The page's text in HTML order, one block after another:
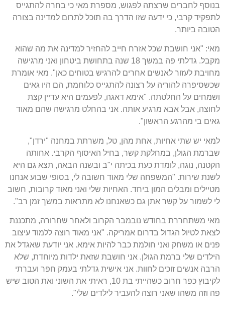
בנוסף לחברים שרצתה לפגוש, מספרת מאי כי בחרה להתגייס
לתפקיד קרבי, כי ידעה שזו הדרך בה תוכל לתרום למדינה בצורה
הטובה ביותר.
מאי: "אני חושבת שכל אזרח חייב להחזיר למדינה את מה שהוא
מקבל. גדלתי פה במשך 18 שנה בתחושת ביטחון ואני מרגישה
מחויבת לעזור לאנשים אחרים להרגיש בטוחים כאן". מאי אומרת
שכשסיפרה להוריה על רצונה להתגייס כלוחמת, הם היו גאים
ושמחים על החלטתה. "אימא דאגה, לפעמים היא עדיין קצת
לחוצה, אבל אבא מרגיע אותה. אני בהחלט מרגישה שהם מאוד
גאים בי מהרגע הראשון".
למאי יש שתי אחיות, אחת מהן, טל, משרתת במחנה "ירדן",
שברמת הגולן, במחלקת קשר, בחיל האיסוף הקרבי. אחותה
הקטנה, נוגה, לומדת כעת בכיתה י"ב ובשנה הבאה, תצא גם היא
לשנת שירות. "המשפחה שלי מאוד חשובה לי, בסופי שבוע אנחנו
מטיילים ומבלים המון ביחד. האחיות שלי ואני מאוד קרובות, חשוב
לי לשמור על קשר אתן גם כשאנחנו לא מתראות במשך זמן רב".
מאי משתחררת בחודש נובמבר הקרוב ולאחר שחרורה, מתכננת
לצאת לטיול הגדול בדרום אמריקה. "אני מאוד רוצה ללמוד עיצוב
פנים או משחק ואני חולמת כבר להיות אימא. אני יודעת שאגדל את
הילדים שלי ברמת הגולן. אני חושבת שזאת ילדות מיוחדת, שלא
הרבה אנשים זוכים לחוות. אני אישית גדלתי בעמק חפר ועברתי
לקיבוץ כפר חרוב כשהייתי בת 10, ראיתי את השוני ואת הטוב שיש
פה וזה משהו שאני רוצה להעביר לילדים שלי".